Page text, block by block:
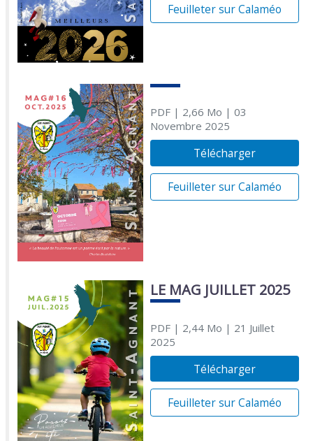
Feuilleter sur Calaméo
PDF| 2,66 Mo | 03
Novembre 2025
Télécharger
Feuilleter sur Calaméo
LE MAG JUILLET 2025
PDF| 2,44 Mo | 21 Juillet
2025
Télécharger
Feuilleter sur Calaméo